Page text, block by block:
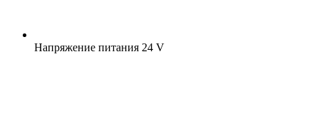
Напряжение питания 24 V